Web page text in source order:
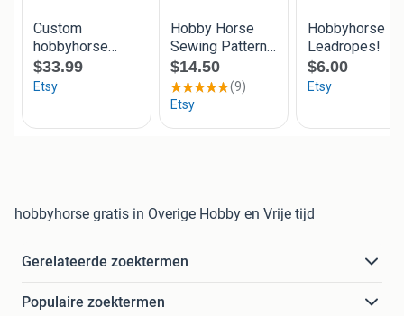
hobbyhorse gratis in Overige Hobby en Vrije tijd
Gerelateerde zoektermen
Populaire zoektermen